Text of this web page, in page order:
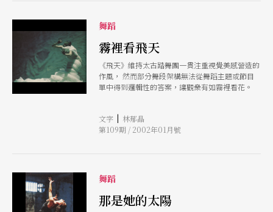
舞蹈
霧裡看飛天
《飛天》維持太古踏舞團一貫注重視覺美感營造的
作風， 然而部分舞段架構無法從舞蹈主題或節目
單中得到邏輯性的答案，讓觀衆有如霧裡看花。
文字 | 林郁晶
第109期 / 2002年01月號
舞蹈
那是她的太陽